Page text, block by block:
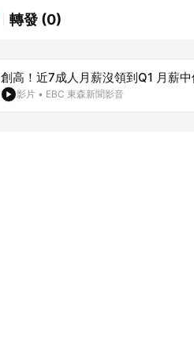
轉發 (0)
創高！近7成人月薪沒領到Q1 月薪
影片 • EBC 東森新聞影音